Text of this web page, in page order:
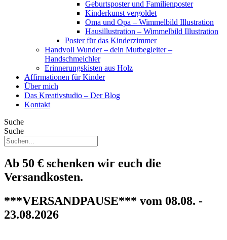
Geburtsposter und Familienposter
Kinderkunst vergoldet
Oma und Opa – Wimmelbild Illustration
Hausillustration – Wimmelbild Illustration
Poster für das Kinderzimmer
Handvoll Wunder – dein Mutbegleiter –
Handschmeichler
Erinnerungskisten aus Holz
Affirmationen für Kinder
Über mich
Das Kreativstudio – Der Blog
Kontakt
Suche
Suche
Ab 50 € schenken wir euch die
Versandkosten.
***VERSANDPAUSE*** vom 08.08. -
23.08.2026